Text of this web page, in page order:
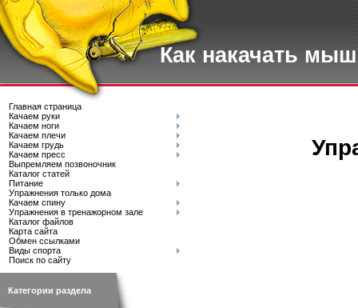
Как накачать
Главная страница
Качаем руки
Качаем ноги
Качаем плечи
Качаем грудь
Качаем пресс
Выпремляем позвоночник
Каталог статей
Питание
Упражнения только дома
Качаем спину
Упражнения в тренажорном зале
Каталог файлов
Карта сайта
Обмен ссылками
Виды спорта
Поиск по сайту
Категории раздела